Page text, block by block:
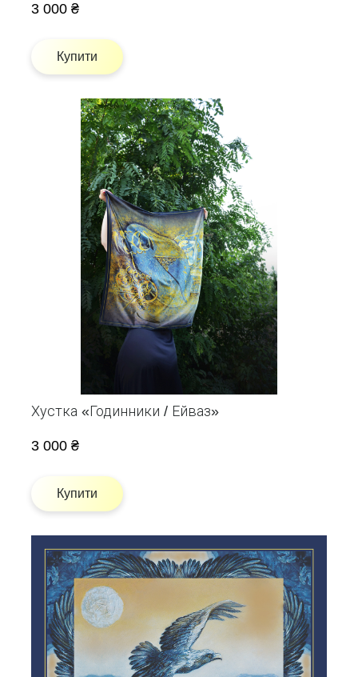
3 000 ₴
Купити
Хустка «Годинники / Ейваз»
3 000 ₴
Купити